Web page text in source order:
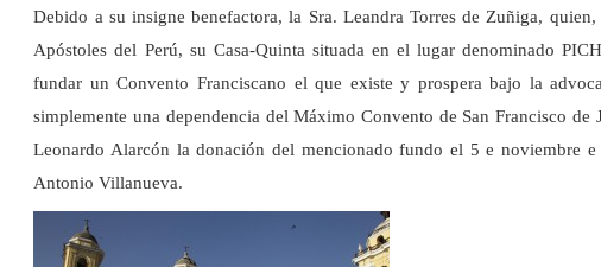
Debido a su insigne benefactora, la Sra. Leandra Torres de Zuñiga,
Apóstoles del Perú, su Casa-Quinta situada en el lugar denominado
fundar un Convento Franciscano el que existe y prospera bajo la
simplemente una dependencia del Máximo Convento de San Francisco
Leonardo Alarcón la donación del mencionado fundo el 5 e noviembre
Antonio Villanueva.